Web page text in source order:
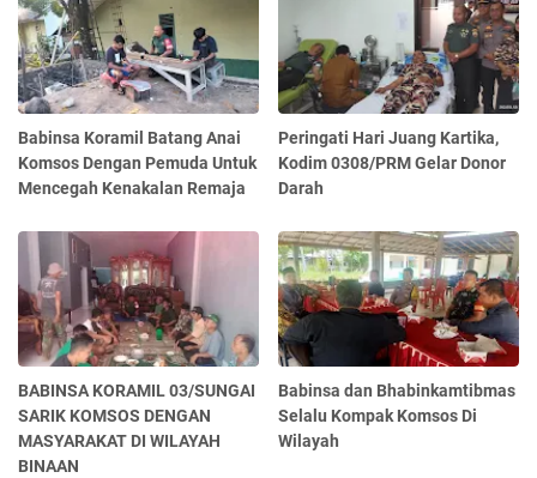
Babinsa Koramil Batang Anai
Komsos Dengan Pemuda Untuk
Mencegah Kenakalan Remaja
Peringati Hari Juang Kartika,
Kodim 0308/PRM Gelar Donor
Darah
BABINSA KORAMIL 03/SUNGAI
SARIK KOMSOS DENGAN
MASYARAKAT DI WILAYAH
BINAAN
Babinsa dan Bhabinkamtibmas
Selalu Kompak Komsos Di
Wilayah